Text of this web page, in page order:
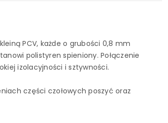
PCV, każde o grubości 0,8 mm
polistyren spieniony. Połączenie
izolacyjności i sztywności.
części czołowych poszyć oraz